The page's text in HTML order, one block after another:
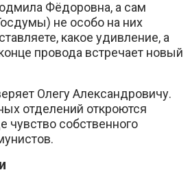
Фёдоровна, а сам
не особо на них
какое удивление, а
провода встречает новый
Олегу Александровичу.
отделений откроются
чувство собственного